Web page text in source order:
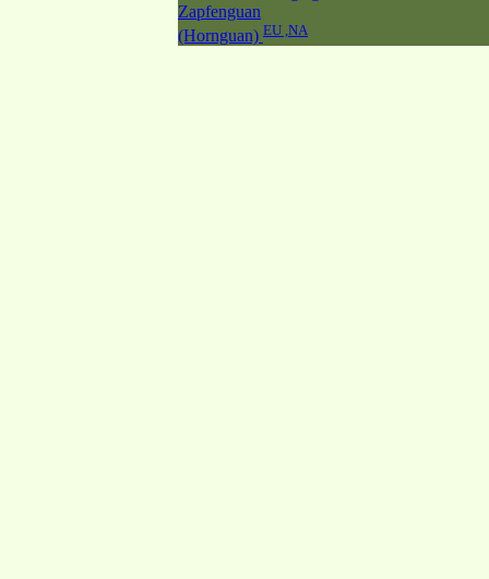
Zapfenguan
(Hornguan) EU ,NA